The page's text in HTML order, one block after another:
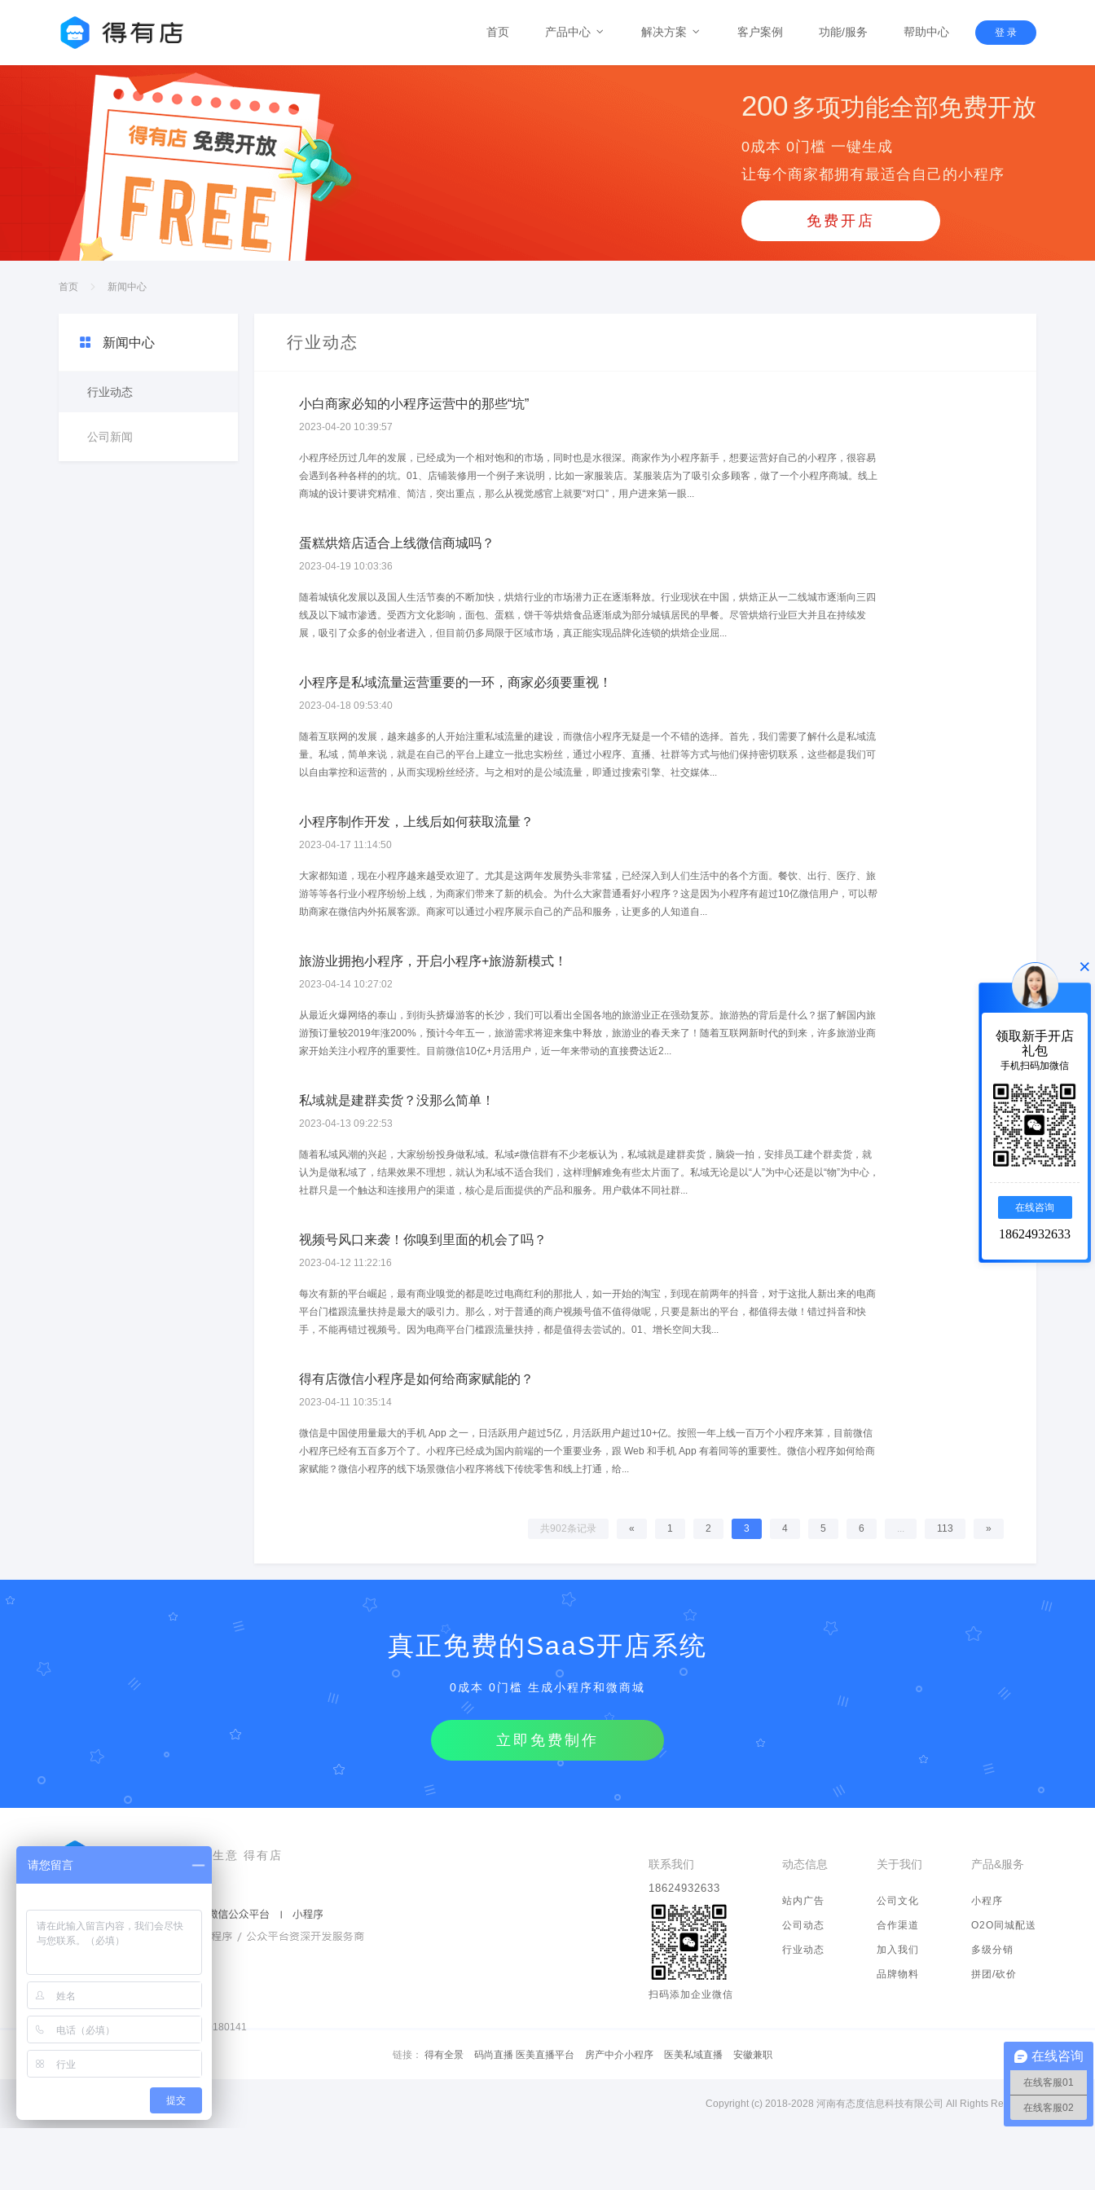
首页 产品中心 解决方案 客户案例 功能/服务 帮助中心 登 录
200 多项功能全部免费开放
0成本 0门槛 一键生成
让每个商家都拥有最适合自己的小程序
免费开店
首页 新闻中心
新闻中心
行业动态
公司新闻
行业动态
小白商家必知的小程序运营中的那些“坑”
2023-04-20 10:39:57
小程序经历过几年的发展，已经成为一个相对饱和的市场，同时也是水很深。商家作为小程序新手，想要运营好自己的小程序，很容易
会遇到各种各样的的坑。01、店铺装修用一个例子来说明，比如一家服装店。某服装店为了吸引众多顾客，做了一个小程序商城。线上
商城的设计要讲究精准、简洁，突出重点，那么从视觉感官上就要“对口”，用户进来第一眼...
蛋糕烘焙店适合上线微信商城吗？
2023-04-19 10:03:36
随着城镇化发展以及国人生活节奏的不断加快，烘焙行业的市场潜力正在逐渐释放。行业现状在中国，烘焙正从一二线城市逐渐向三四
线及以下城市渗透。受西方文化影响，面包、蛋糕，饼干等烘焙食品逐渐成为部分城镇居民的早餐。尽管烘焙行业巨大并且在持续发
展，吸引了众多的创业者进入，但目前仍多局限于区域市场，真正能实现品牌化连锁的烘焙企业屈...
小程序是私域流量运营重要的一环，商家必须要重视！
2023-04-18 09:53:40
随着互联网的发展，越来越多的人开始注重私域流量的建设，而微信小程序无疑是一个不错的选择。首先，我们需要了解什么是私域流
量。私域，简单来说，就是在自己的平台上建立一批忠实粉丝，通过小程序、直播、社群等方式与他们保持密切联系，这些都是我们可
以自由掌控和运营的，从而实现粉丝经济。与之相对的是公域流量，即通过搜索引擎、社交媒体...
小程序制作开发，上线后如何获取流量？
2023-04-17 11:14:50
大家都知道，现在小程序越来越受欢迎了。尤其是这两年发展势头非常猛，已经深入到人们生活中的各个方面。餐饮、出行、医疗、旅
游等等各行业小程序纷纷上线，为商家们带来了新的机会。为什么大家普通看好小程序？这是因为小程序有超过10亿微信用户，可以帮
助商家在微信内外拓展客源。商家可以通过小程序展示自己的产品和服务，让更多的人知道自...
旅游业拥抱小程序，开启小程序+旅游新模式！
2023-04-14 10:27:02
从最近火爆网络的泰山，到街头挤爆游客的长沙，我们可以看出全国各地的旅游业正在强劲复苏。旅游热的背后是什么？据了解国内旅
游预订量较2019年涨200%，预计今年五一，旅游需求将迎来集中释放，旅游业的春天来了！随着互联网新时代的到来，许多旅游业商
家开始关注小程序的重要性。目前微信10亿+月活用户，近一年来带动的直接费达近2...
私域就是建群卖货？没那么简单！
2023-04-13 09:22:53
随着私域风潮的兴起，大家纷纷投身做私域。私域≠微信群有不少老板认为，私域就是建群卖货，脑袋一拍，安排员工建个群卖货，就
认为是做私域了，结果效果不理想，就认为私域不适合我们，这样理解难免有些太片面了。私域无论是以“人”为中心还是以“物”为中心，
社群只是一个触达和连接用户的渠道，核心是后面提供的产品和服务。用户载体不同社群...
视频号风口来袭！你嗅到里面的机会了吗？
2023-04-12 11:22:16
每次有新的平台崛起，最有商业嗅觉的都是吃过电商红利的那批人，如一开始的淘宝，到现在前两年的抖音，对于这批人新出来的电商
平台门槛跟流量扶持是最大的吸引力。那么，对于普通的商户视频号值不值得做呢，只要是新出的平台，都值得去做！错过抖音和快
手，不能再错过视频号。因为电商平台门槛跟流量扶持，都是值得去尝试的。01、增长空间大我...
得有店微信小程序是如何给商家赋能的？
2023-04-11 10:35:14
微信是中国使用量最大的手机 App 之一，日活跃用户超过5亿，月活跃用户超过10+亿。按照一年上线一百万个小程序来算，目前微信
小程序已经有五百多万个了。小程序已经成为国内前端的一个重要业务，跟 Web 和手机 App 有着同等的重要性。微信小程序如何给商
家赋能？微信小程序的线下场景微信小程序将线下传统零售和线上打通，给...
共902条记录 « 1 2 3 4 5 6 ... 113 »
真正免费的SaaS开店系统
0成本 0门槛 生成小程序和微商城
立即免费制作
好生意 得有店
豫公网安备41010502006772号
工商营业执照和食品经营许可证
增值电信业务经营许可证：
豫B2-20180141
联系我们
18624932633
扫码添加企业微信
动态信息
站内广告
公司动态
行业动态
关于我们
公司文化
合作渠道
加入我们
品牌物料
产品&服务
小程序
O2O同城配送
多级分销
拼团/砍价
链接： 得有全景 码尚直播 医美直播平台 房产中介小程序 医美私域直播 安徽兼职
Copyright (c) 2018-2028 河南有态度信息科技有限公司 All Rights Resreved.
×
领取新手开店
礼包
手机扫码加微信
在线咨询
18624932633
在线咨询
在线客服01
在线客服02
请您留言
提交